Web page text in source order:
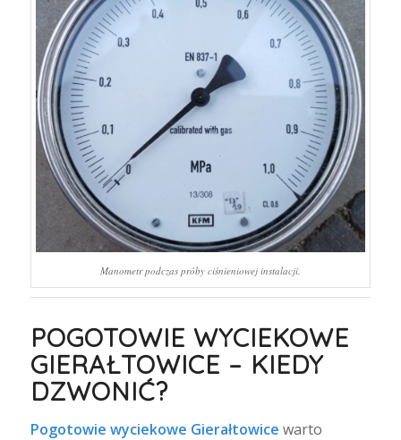
Manometr podczas próby ciśnieniowej instalacji.
POGOTOWIE WYCIEKOWE
GIERAŁTOWICE – KIEDY
DZWONIĆ?
Pogotowie wyciekowe Gierałtowice warto